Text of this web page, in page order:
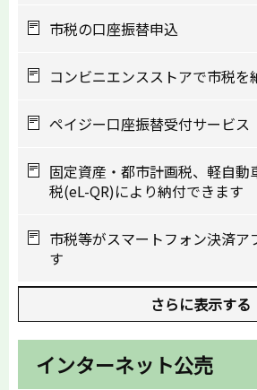
市税の口座振替申込
コンビニエンスストアで市税を
ペイジー口座振替受付サービス
固定資産・都市計画税、軽自動
税(eL-QR)により納付できます
市税等がスマートフォン決済ア
す
さらに表示する
インターネット公売